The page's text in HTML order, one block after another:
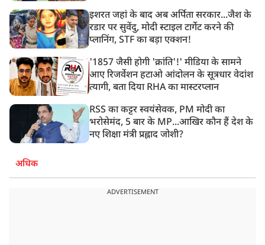
इशरत जहां के बाद अब अर्पिता सरकार...जैश के
रडार पर सुवेंदु, मोदी स्टाइल टार्गेट करने की
प्लानिंग, STF का बड़ा एक्शन!
'1857 जैसी होगी 'क्रांति'!' मीडिया के सामने
आए रिजर्वेशन हटाओ आंदोलन के सूत्रधार वेदांश
त्यागी, बता दिया RHA का मास्टरप्लान
RSS का कट्टर स्वयंसेवक, PM मोदी का
भरोसेमंद, 5 बार के MP...आखिर कौन हैं देश के
नए शिक्षा मंत्री प्रह्लाद जोशी?
अधिक
ADVERTISEMENT